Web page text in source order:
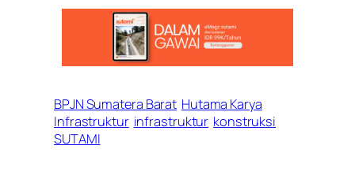
BPJN Sumatera Barat Hutama Karya
Infrastruktur infrastruktur konstruksi
SUTAMI